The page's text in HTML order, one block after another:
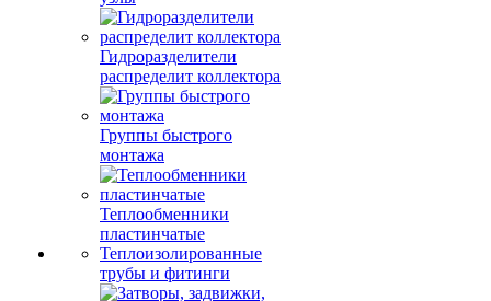
Гидроразделители
распределит коллектора
Группы быстрого
монтажа
Теплообменники
пластинчатые
Теплоизолированные
трубы и фитинги